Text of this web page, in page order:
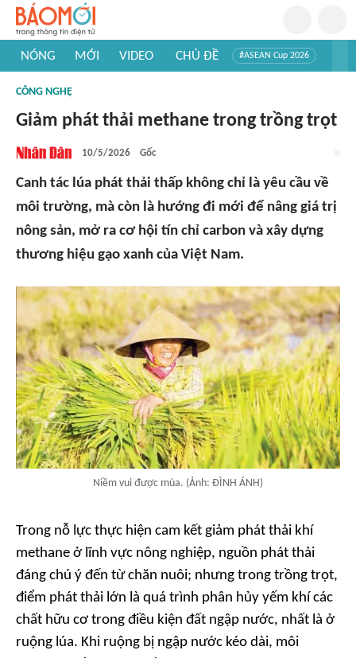
NÓNG MỚI VIDEO CHỦ ĐỀ #ASEAN Cup 2026
#Khám phá thế giới
CÔNG NGHỆ
Giảm phát thải methane trong trồng trọt
10/5/2026 Gốc
Canh tác lúa phát thải thấp không chỉ là yêu cầu về
môi trường, mà còn là hướng đi mới để nâng giá trị
nông sản, mở ra cơ hội tín chỉ carbon và xây dựng
thương hiệu gạo xanh của Việt Nam.
Niềm vui được mùa. (Ảnh: ĐÌNH ÁNH)
Trong nỗ lực thực hiện cam kết giảm phát thải khí
methane ở lĩnh vực nông nghiệp, nguồn phát thải
đáng chú ý đến từ chăn nuôi; nhưng trong trồng trọt,
điểm phát thải lớn là quá trình phân hủy yếm khí các
chất hữu cơ trong điều kiện đất ngập nước, nhất là ở
ruộng lúa. Khi ruộng bị ngập nước kéo dài, môi